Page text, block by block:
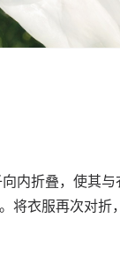
内折叠，使其
将衣服再次对折